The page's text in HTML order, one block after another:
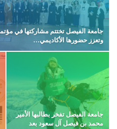
وتعزز حضورها الأكاديمي…
جامعة الفيصل تفخر بطالبها الأمير
محمد بن فيصل آل سعود بعد